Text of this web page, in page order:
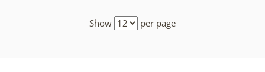
Show per page